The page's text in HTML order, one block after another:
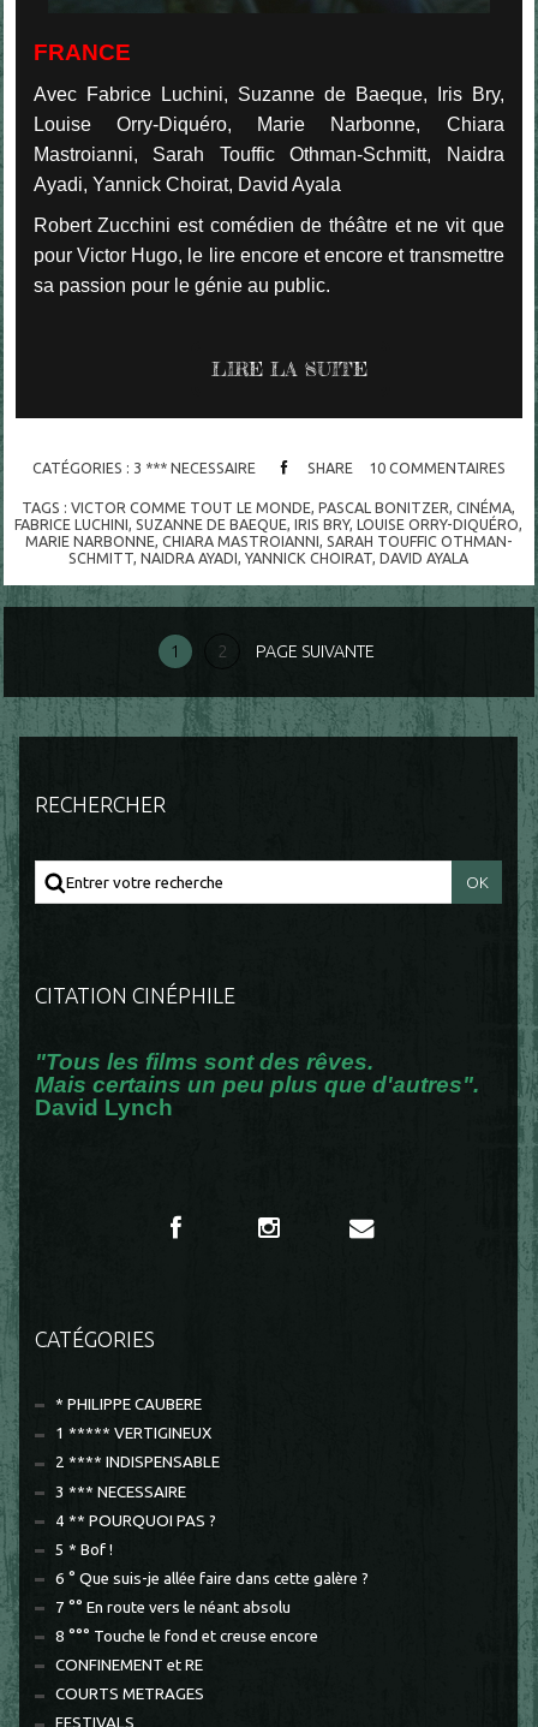
FRANCE
Avec Fabrice Luchini, Suzanne de Baeque, Iris Bry,
Louise Orry-Diquéro, Marie Narbonne, Chiara
Mastroianni, Sarah Touffic Othman-Schmitt, Naidra
Ayadi, Yannick Choirat, David Ayala
Robert Zucchini est comédien de théâtre et ne vit que
pour Victor Hugo, le lire encore et encore et transmettre
sa passion pour le génie au public.
LIRE LA SUITE
CATÉGORIES : 3 *** NECESSAIRE SHARE 10 COMMENTAIRES
TAGS :VICTOR COMME TOUT LE MONDE,PASCAL BONITZER,CINÉMA,
FABRICE LUCHINI,SUZANNE DE BAEQUE,IRIS BRY,LOUISE ORRY-DIQUÉRO,
MARIE NARBONNE, CHIARA MASTROIANNI, SARAH TOUFFIC OTHMAN-
SCHMITT,NAIDRA AYADI,YANNICK CHOIRAT,DAVID AYALA
1 2 PAGE SUIVANTE
RECHERCHER
CITATION CINÉPHILE
"Tous les films sont des rêves.
Mais certains un peu plus que d'autres".
David Lynch
CATÉGORIES
* PHILIPPE CAUBERE
1 ***** VERTIGINEUX
2 **** INDISPENSABLE
3 *** NECESSAIRE
4 ** POURQUOI PAS ?
5 * Bof !
6 ° Que suis-je allée faire dans cette galère ?
7 °° En route vers le néant absolu
8 °°° Touche le fond et creuse encore
CONFINEMENT et RE
COURTS METRAGES
FESTIVALS